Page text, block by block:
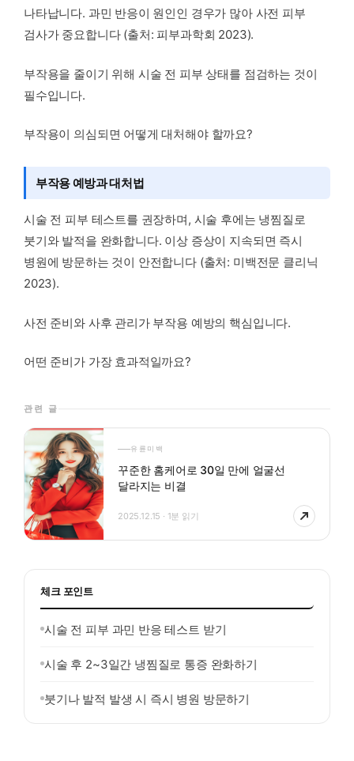
나타납니다. 과민 반응이 원인인 경우가 많아 사전 피부
검사가 중요합니다 (출처: 피부과학회 2023).
부작용을 줄이기 위해 시술 전 피부 상태를 점검하는 것이
필수입니다.
부작용이 의심되면 어떻게 대처해야 할까요?
부작용 예방과 대처법
시술 전 피부 테스트를 권장하며, 시술 후에는 냉찜질로
붓기와 발적을 완화합니다. 이상 증상이 지속되면 즉시
병원에 방문하는 것이 안전합니다 (출처: 미백전문 클리닉
2023).
사전 준비와 사후 관리가 부작용 예방의 핵심입니다.
어떤 준비가 가장 효과적일까요?
관련 글
유륜미백
꾸준한 홈케어로 30일 만에 얼굴선
달라지는 비결
2025.12.15 · 1분 읽기
체크 포인트
시술 전 피부 과민 반응 테스트 받기
시술 후 2~3일간 냉찜질로 통증 완화하기
붓기나 발적 발생 시 즉시 병원 방문하기